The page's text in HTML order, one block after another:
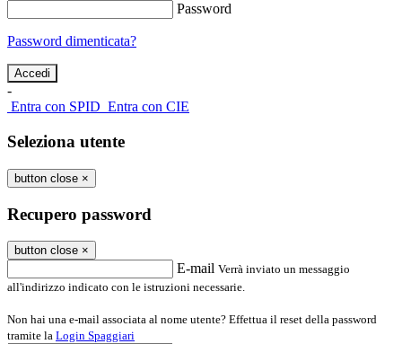
Password
Password dimenticata?
-
Entra con SPID Entra con CIE
Seleziona utente
button close ×
Recupero password
button close ×
E-mail Verrà inviato un messaggio
all'indirizzo indicato con le istruzioni necessarie.
Non hai una e-mail associata al nome utente? Effettua il reset della password
tramite la Login Spaggiari